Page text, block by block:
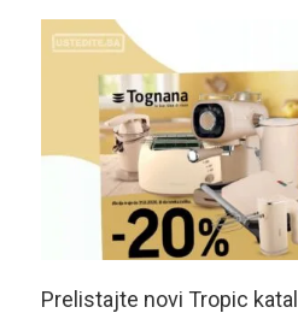
Prelistajte novi Tropic